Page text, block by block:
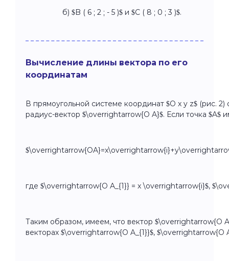
б) $B ( 6 ; 2 ; - 5 )$ и $C ( 8 ; 0 ; 3 )$.
Вычисление длины вектора по его
координатам
В прямоугольной системе координат $O x y z$ (рис.
радиус-вектор $\overrightarrow{O A}$. Если точка
где $\overrightarrow{O A_{1}} = x \overrightarrow{i}$,
Таким образом, имеем, что вектор $\overrightarrow{O
векторах $\overrightarrow{O A_{1}}$, $\overrightarrow{O